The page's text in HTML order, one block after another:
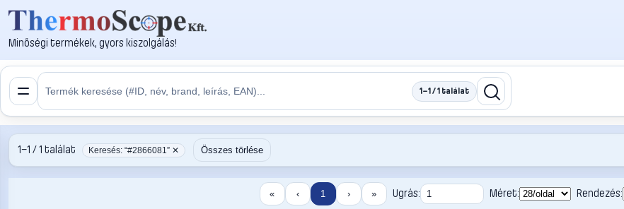
Minőségi termékek, gyors kiszolgálás!
1–1 / 1 találat
1–1 / 1 találat Keresés: “#2866081” ✕ Összes törlése
« ‹ 1 › » Ugrás: Méret: Rendezés: